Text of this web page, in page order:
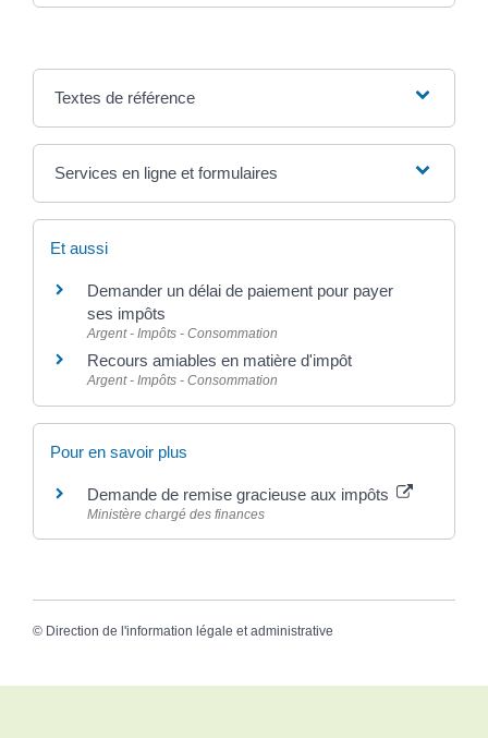
Textes de référence
Services en ligne et formulaires
Et aussi
Demander un délai de paiement pour payer
ses impôts
Argent - Impôts - Consommation
Recours amiables en matière d'impôt
Argent - Impôts - Consommation
Pour en savoir plus
Demande de remise gracieuse aux impôts
Ministère chargé des finances
© Direction de l'information légale et administrative